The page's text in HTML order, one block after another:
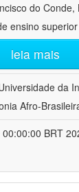
do Conde,
ensino
leia mais
da
Afro-
BRT